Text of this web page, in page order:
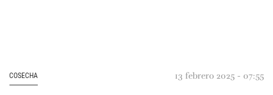
COSECHA 13 febrero 2025 - 07:55